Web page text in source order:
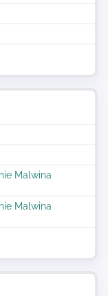
Malwina
Malwina